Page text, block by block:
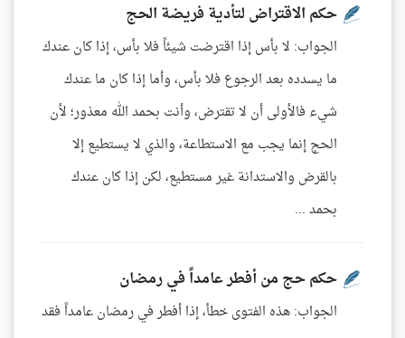
حكم الاقتراض لتأدية فريضة الحج
الجواب: لا بأس إذا اقترضت شيئاً فلا بأس، إذا كان عندك
ما يسدده بعد الرجوع فلا بأس، وأما إذا كان ما عندك
شيء فالأولى أن لا تقترض، وأنت بحمد الله معذور؛ لأن
الحج إنما يجب مع الاستطاعة، والذي لا يستطيع إلا
بالقرض والاستدانة غير مستطيع، لكن إذا كان عندك
بحمد ...
حكم حج من أفطر عامداً في رمضان
الجواب: هذه الفتوى خطأ، إذا أفطر في رمضان عامداً فقد